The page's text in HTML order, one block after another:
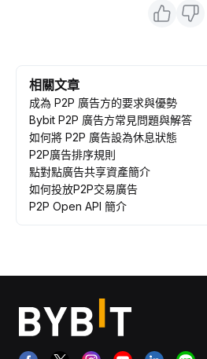
相關文章
成為 P2P 廣告方的要求與優勢
Bybit P2P 廣告方常見問題與解答
如何將 P2P 廣告設為休息狀態
P2P廣告排序規則
點對點廣告共享資產簡介
如何投放P2P交易廣告
P2P Open API 簡介